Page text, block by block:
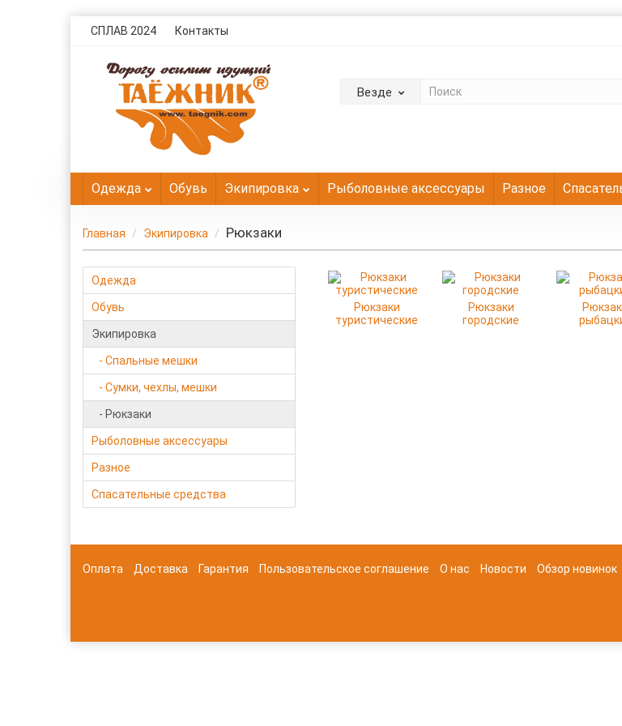
СПЛАВ 2024 Контакты
Везде
Одежда Обувь Экипировка Рыболовные аксессуары Разное
Главная Экипировка Рюкзаки
Одежда
Обувь
Экипировка
- Спальные мешки
- Сумки, чехлы, мешки
- Рюкзаки
Рыболовные аксессуары
Разное
Спасательные средства
Рюкзаки
туристические
Рюкзаки
городские
Оплата Доставка Гарантия Пользовательское соглашение О нас Новости Обзор новинок